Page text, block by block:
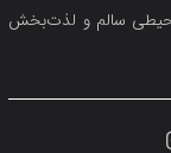
سالم و لذت‌بخش